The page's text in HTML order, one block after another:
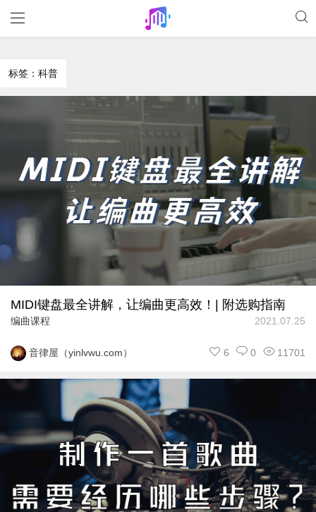
标签：科普
MIDI键盘最全讲解，让编曲更高效！| 附选购指南
编曲课程 2021.07.25
音律屋（yinlvwu.com） 11701
0
6